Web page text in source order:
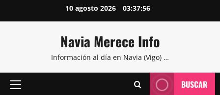
al
10 agosto 2026 03:37:57
Navia Merece Info
Información al día en Navia (Vigo) …
Menú
BUSCAR